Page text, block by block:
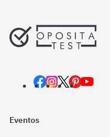
Eventos